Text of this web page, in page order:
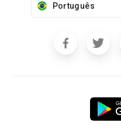
Português